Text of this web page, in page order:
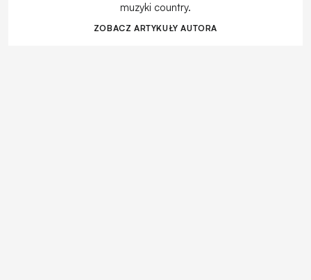
muzyki country.
ZOBACZ ARTYKUŁY AUTORA